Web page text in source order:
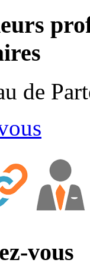
de
vous